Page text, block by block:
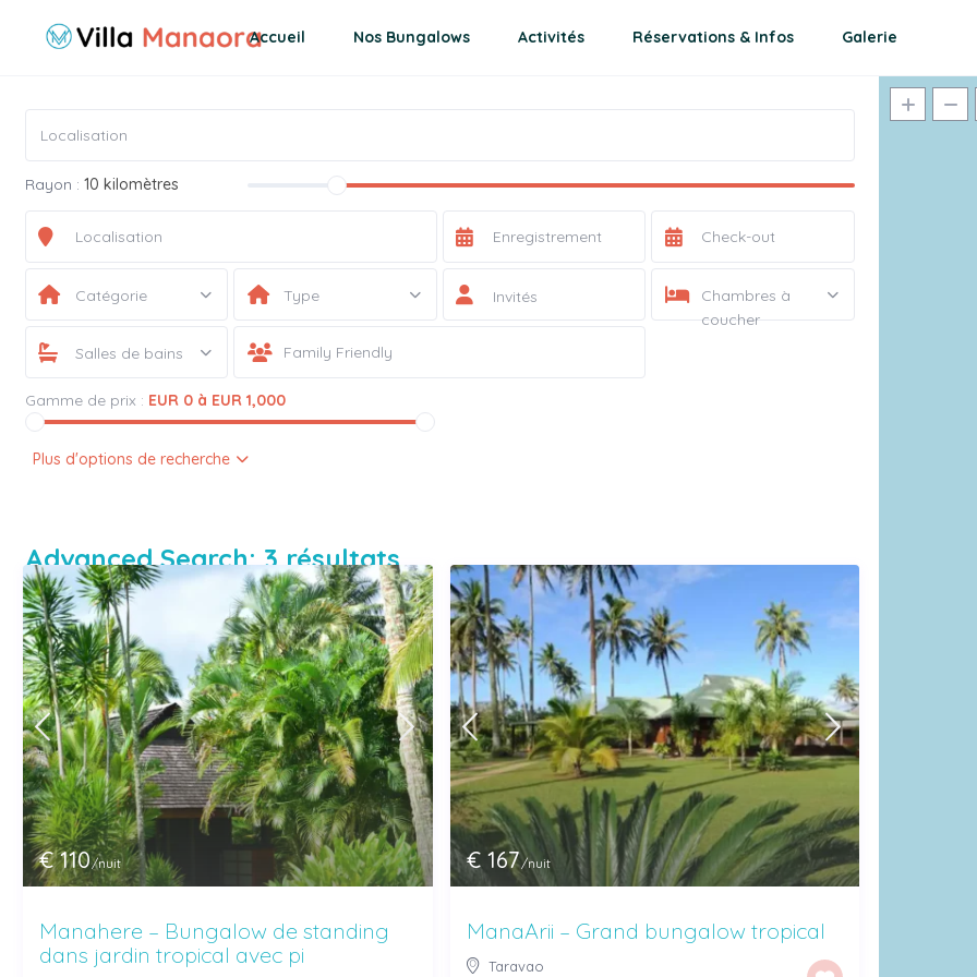
Accueil Nos Bungalows Activités Réservations & Infos Galerie
Rayon : 10 kilomètres
Catégorie Type Invités
Chambres à
coucher
Salles de bains
Gamme de prix : EUR 0 à EUR 1,000
Plus d'options de recherche
Advanced Search: 3 résultats
€ 110/nuit
Manahere – Bungalow de standing
dans jardin tropical avec pi
€ 167/nuit
ManaArii – Grand bungalow tropical
Taravao